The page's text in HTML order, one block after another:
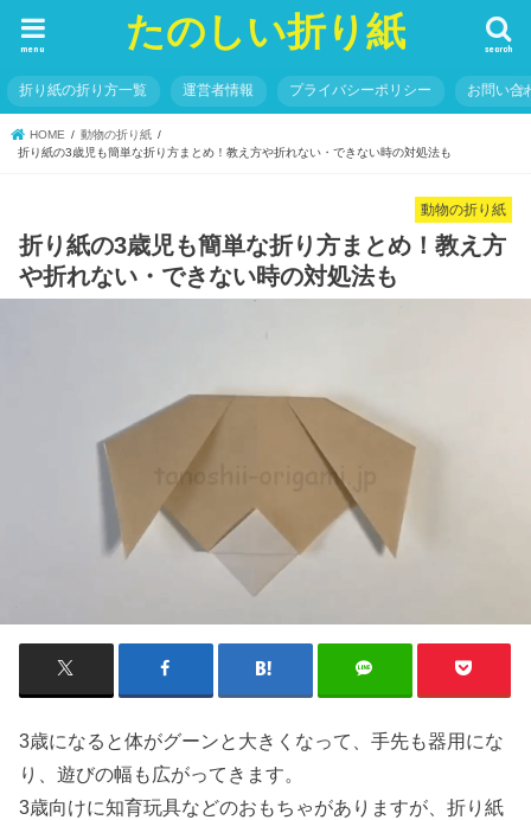
たのしい折り紙 search
menu
折り紙の折り方一覧 運営者情報 プライバシーポリシー お問い合
HOME
動物の折り紙
折り紙の3歳児も簡単な折り方まとめ！教え方や折れない・できない時の対処法も
動物の折り紙
折り紙の3歳児も簡単な折り方まとめ！教え方
や折れない・できない時の対処法も
3歳になると体がグーンと大きくなって、手先も器用にな
り、遊びの幅も広がってきます。
3歳向けに知育玩具などのおもちゃがありますが、折り紙